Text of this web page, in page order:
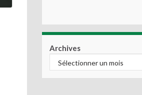
Archives